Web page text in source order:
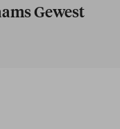
Gewest